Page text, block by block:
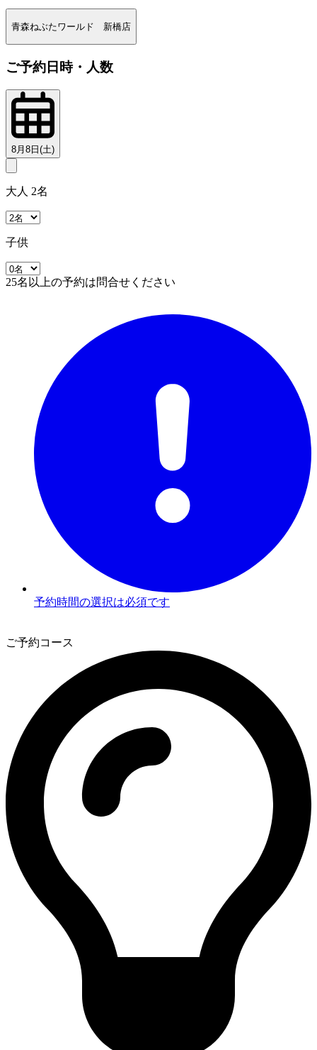
青森ねぶたワールド 新橋店
ご予約日時・人数
8月8日(土)
大人 2名
子供
25名以上の予約は問合せください
予約時間の選択は必須です
ご予約コース